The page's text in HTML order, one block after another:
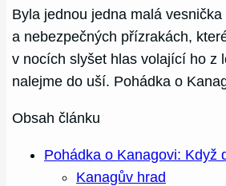
Byla jednou jedna malá
a nebezpečných přízrakách,
v nocích slyšet hlas volající ho z
nalejme do uší. Pohádka o
Obsah článku
Pohádka o Kanagovi: Když
Kanagův hrad